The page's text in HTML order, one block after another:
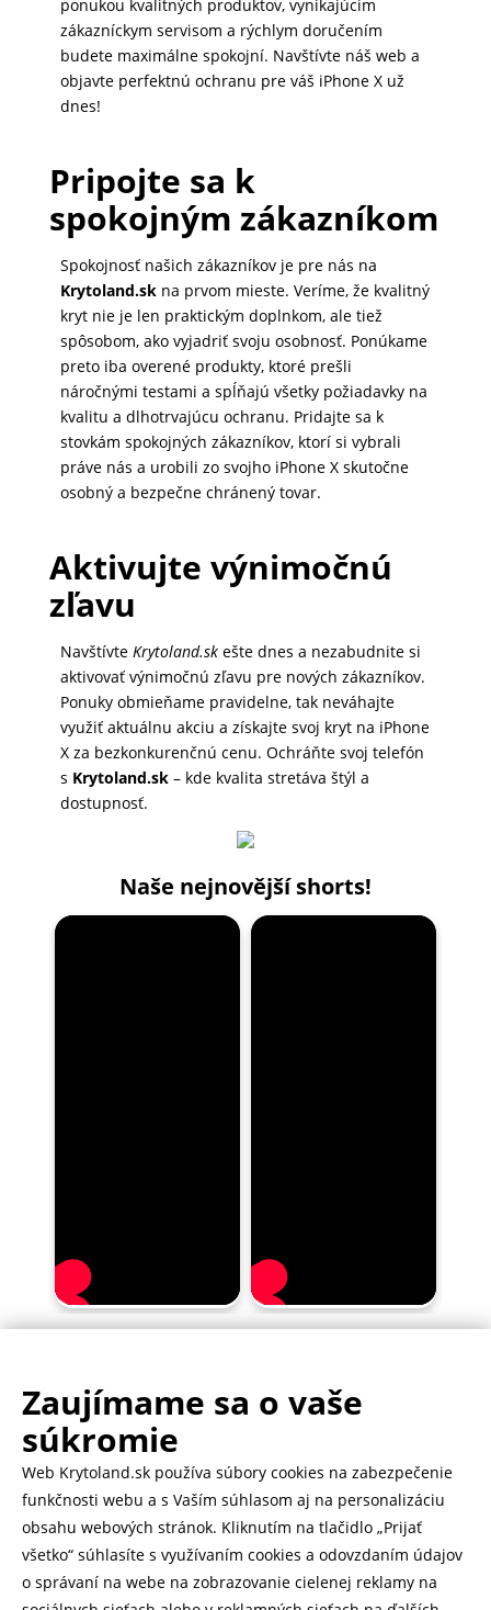
ponukou kvalitných produktov, vynikajúcim
zákazníckym servisom a rýchlym doručením
budete maximálne spokojní. Navštívte náš web a
objavte perfektnú ochranu pre váš iPhone X už
dnes!
Pripojte sa k
spokojným zákazníkom
Spokojnosť našich zákazníkov je pre nás na
Krytoland.skna prvom mieste. Veríme, že kvalitný
kryt nie je len praktickým doplnkom, ale tiež
spôsobom, ako vyjadriť svoju osobnosť. Ponúkame
preto iba overené produkty, ktoré prešli
náročnými testami a spĺňajú všetky požiadavky na
kvalitu a dlhotrvajúcu ochranu. Pridajte sa k
stovkám spokojných zákazníkov, ktorí si vybrali
práve nás a urobili zo svojho iPhone X skutočne
osobný a bezpečne chránený tovar.
Aktivujte výnimočnú
zľavu
Navštívte Krytoland.skešte dnes a nezabudnite si
aktivovať výnimočnú zľavu pre nových zákazníkov.
Ponuky obmieňame pravidelne, tak neváhajte
využiť aktuálnu akciu a získajte svoj kryt na iPhone
X za bezkonkurenčnú cenu. Ochráňte svoj telefón
s Krytoland.sk– kde kvalita stretáva štýl a
dostupnosť.
Naše nejnovější shorts!
.
Rychlé doručenie 1-2 dní
Heurekazobraziť recenzie
Zaujímame sa o vaše
súkromie
Web Krytoland.sk používa súbory cookies na zabezpečenie
funkčnosti webu a s Vaším súhlasom aj na personalizáciu
obsahu webových stránok. Kliknutím na tlačidlo „Prijať
všetko“ súhlasíte s využívaním cookies a odovzdaním údajov
o správaní na webe na zobrazovanie cielenej reklamy na